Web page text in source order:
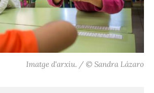
Imatge d'arxiu. / © Sandra Lázaro